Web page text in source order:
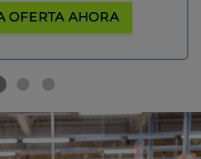
OFERTA AHORA